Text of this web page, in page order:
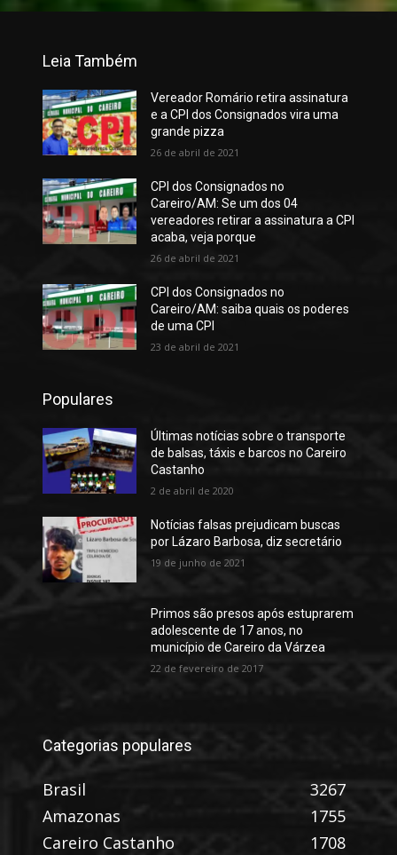
Leia Também
Vereador Romário retira assinatura
e a CPI dos Consignados vira uma
grande pizza
26 de abril de 2021
CPI dos Consignados no
Careiro/AM: Se um dos 04
vereadores retirar a assinatura a CPI
acaba, veja porque
26 de abril de 2021
CPI dos Consignados no
Careiro/AM: saiba quais os poderes
de uma CPI
23 de abril de 2021
Populares
Últimas notícias sobre o transporte
de balsas, táxis e barcos no Careiro
Castanho
2 de abril de 2020
Notícias falsas prejudicam buscas
por Lázaro Barbosa, diz secretário
19 de junho de 2021
Primos são presos após estuprarem
adolescente de 17 anos, no
município de Careiro da Várzea
22 de fevereiro de 2017
Categorias populares
Brasil
3267
Amazonas
1755
Careiro Castanho
1708